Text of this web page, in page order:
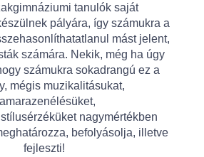
tanulók saját
pályára, így számukra a
mást jelent,
számára. Nekik, még ha úgy
számukra sokadrangú ez a
mégis muzikalitásukat,
nagymértékben
befolyásolja, illetve
fejleszti!